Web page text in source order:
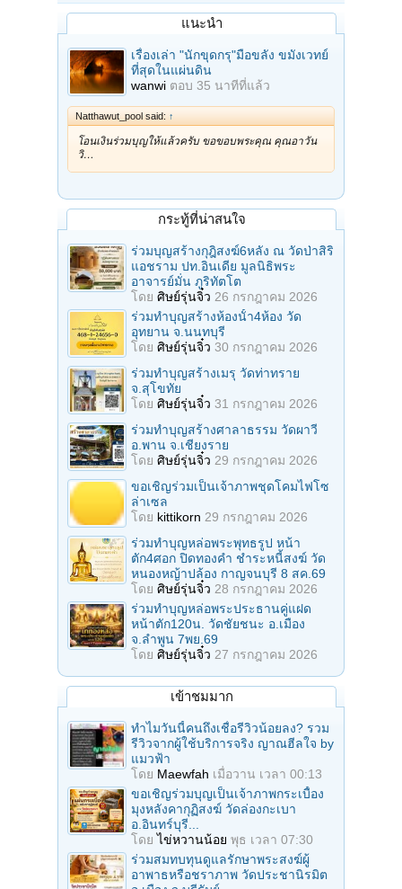
แนะนำ
เรื่องเล่า "นักขุดกรุ"มือขลัง ขมังเวทย์
ที่สุดในแผ่นดิน
wanwi ตอบ 35 นาทีที่แล้ว
Natthawut_pool said: ↑
โอนเงินร่วมบุญให้แล้วครับ ขอขอบพระคุณ คุณอาวัน
วิ…
กระทู้ที่น่าสนใจ
ร่วมบุญสร้างกุฎิสงฆ์6หลัง ณ วัดป่าสิริ
แอชราม ปท.อินเดีย มูลนิธิพระ
อาจารย์มั่น ภูริทัตโต
โดย ศิษย์รุ่นจิ๋ว 26 กรกฎาคม 2026
ร่วมทําบุญสร้างห้องนั้า4ห้อง วัด
อุทยาน จ.นนทบุรี
โดย ศิษย์รุ่นจิ๋ว 30 กรกฎาคม 2026
ร่วมทําบุญสร้างเมรุ วัดท่าทราย
จ.สุโขทัย
โดย ศิษย์รุ่นจิ๋ว 31 กรกฎาคม 2026
ร่วมทําบุญสร้างศาลาธรรม วัดผาวี
อ.พาน จ.เชียงราย
โดย ศิษย์รุ่นจิ๋ว 29 กรกฎาคม 2026
ขอเชิญร่วมเป็นเจ้าภาพชุดโคมไฟโซ
ล่าเซล
โดย kittikorn 29 กรกฎาคม 2026
ร่วมทําบุญหล่อพระพุทธรูป หน้า
ตัก4ศอก ปิดทองคํา ชําระหนี้สงฆ์ วัด
หนองหญ้าปล้อง กาญจนบุรี 8 สค.69
โดย ศิษย์รุ่นจิ๋ว 28 กรกฎาคม 2026
ร่วมทําบุญหล่อพระประธานคู่แฝด
หน้าตัก120น. วัดชัยชนะ อ.เมือง
จ.ลำพูน 7พย.69
โดย ศิษย์รุ่นจิ๋ว 27 กรกฎาคม 2026
เข้าชมมาก
ทำไมวันนี้คนถึงเชื่อรีวิวน้อยลง? รวม
รีวิวจากผู้ใช้บริการจริง ญาณฮีลใจ by
แมวฟ้า
โดย Maewfah เมื่อวาน เวลา 00:13
ขอเชิญร่วมบุญเป็นเจ้าภาพกระเบื้อง
มุงหลังคากุฏิสงฆ์ วัดล่องกะเบา
อ.อินทร์บุรี...
โดยไข่หวานน้อย พุธ เวลา 07:30
ร่วมสมทบทุนดูแลรักษาพระสงฆ์ผู้
อาพาธหรือชราภาพ วัดประชานิรมิต